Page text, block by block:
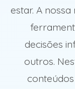
estar. A
decisões
outros.